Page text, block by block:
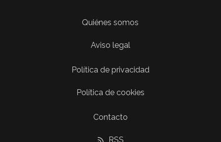
Quiénes somos
Aviso legal
Política de privacidad
Política de cookies
Contacto
RSS